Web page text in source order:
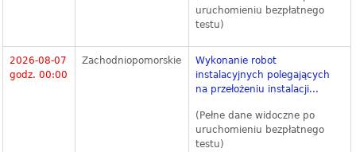
uruchomieniu bezpłatnego
testu)
2026-08-07
godz. 00:00
Zachodniopomorskie
Wykonanie robot
instalacyjnych polegających
na przełożeniu instalacji...
(Pełne dane widoczne po
uruchomieniu bezpłatnego
testu)